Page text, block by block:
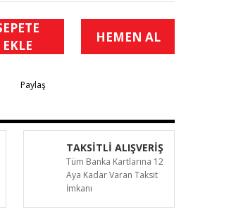
EKLE
HEMEN AL
Paylaş
TAKSİTLİ ALIŞVERİŞ
Tüm Banka Kartlarına 12
Aya Kadar Varan Taksit
İmkanı